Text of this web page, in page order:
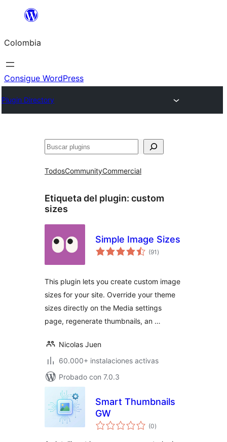
Saltar
contenido
Colombia
Consigue WordPress
Plugin Directory
Buscar
TodosCommunityCommercial
Etiqueta del plugin: custom
sizes
Simple Image Sizes
(91 total
de
)
This plugin lets you create custom image
sizes for your site. Override your theme
sizes directly on the Media settings
page, regenerate thumbnails, an …
Nicolas Juen
60.000+ instalaciones activas
Probado con 7.0.3
Smart Thumbnails
GW
(0total
de
)